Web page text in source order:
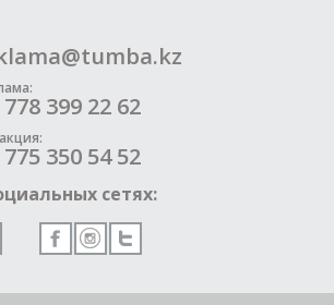
399 22 62
350 54 52
сетях: